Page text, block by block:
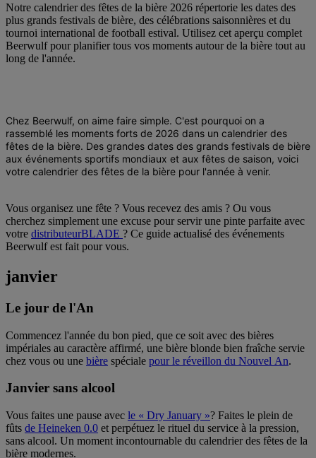
Notre calendrier des fêtes de la bière 2026 répertorie les dates des
plus grands festivals de bière, des célébrations saisonnières et du
tournoi international de football estival. Utilisez cet aperçu complet
Beerwulf pour planifier tous vos moments autour de la bière tout au
long de l'année.
Chez Beerwulf, on aime faire simple. C'est pourquoi on a
rassemblé les moments forts de 2026 dans un calendrier des
fêtes de la bière. Des grandes dates des grands festivals de bière
aux événements sportifs mondiaux et aux fêtes de saison, voici
votre calendrier des fêtes de la bière pour l'année à venir.
Vous organisez une fête ? Vous recevez des amis ? Ou vous
cherchez simplement une excuse pour servir une pinte parfaite avec
votre distributeurBLADE ? Ce guide actualisé des événements
Beerwulf est fait pour vous.
janvier
Le jour de l'An
Commencez l'année du bon pied, que ce soit avec des bières
impériales au caractère affirmé, une bière blonde bien fraîche servie
chez vous ou une bière spéciale pour le réveillon du Nouvel An.
Janvier sans alcool
Vous faites une pause avec le « Dry January »? Faites le plein de
fûts de Heineken 0.0 et perpétuez le rituel du service à la pression,
sans alcool. Un moment incontournable du calendrier des fêtes de la
bière modernes.